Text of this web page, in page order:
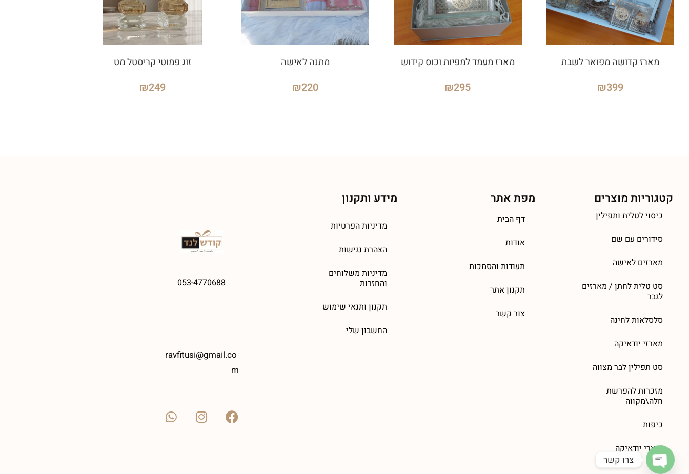
מארז קדושה מפואר לשבת
₪399
מארז מעמד למפיות וכוס קידוש
₪295
מתנה לאישה
₪220
זוג פמוטי קריסטל מט
₪249
קטגוריות מוצרים
כיסוי לטלית ותפילין
סידורים עם שם
מארזים לאישה
סט טלית לחתן / מארזים
לגבר
סלסלאות לחינה
מארזי יודאיקה
סט תפילין לבר מצווה
מזכרות להפרשת
חלה\מקווה
כיפות
מוצרי יודאיקה
מפת אתר
דף הבית
אודות
תעודות והסמכות
תקנון אתר
צור קשר
מידע ותקנון
מדיניות הפרטיות
הצהרת נגישות
מדיניות משלוחים
והחזרות
תקנון ותנאי שימוש
החשבון שלי
053-4770688
ravfitusi@gmail.co
m
צרו קשר